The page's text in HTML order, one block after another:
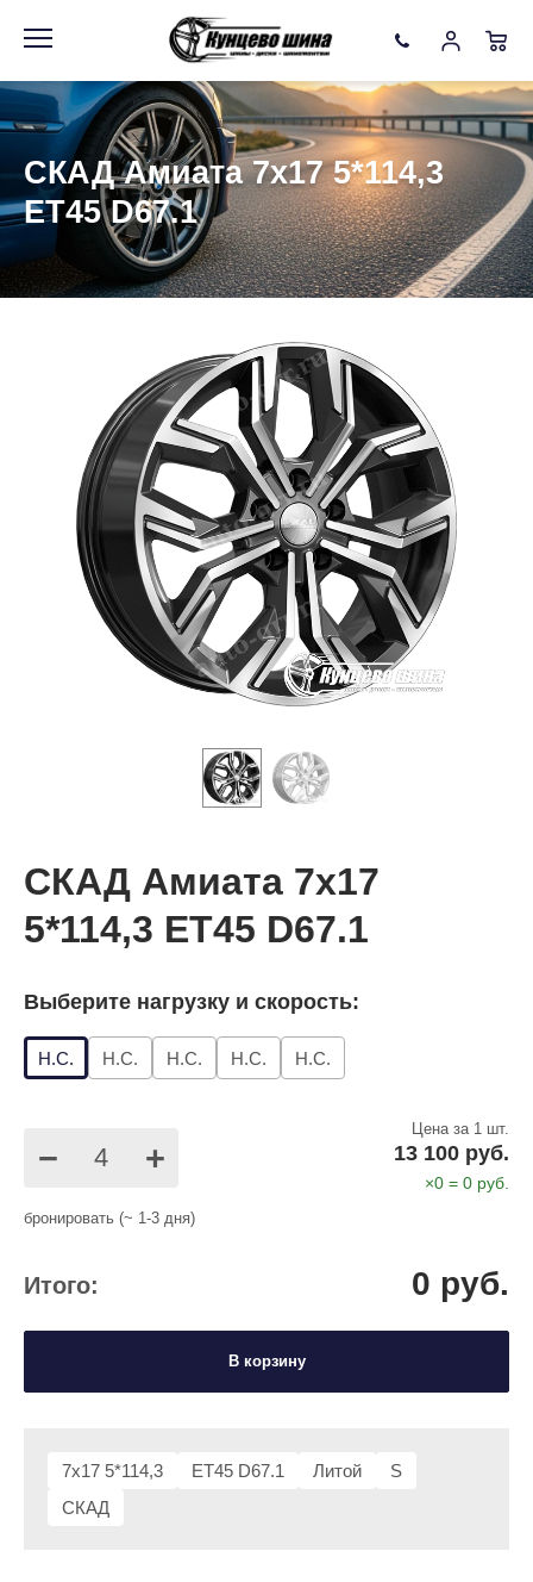
СКАД Амиата 7x17 5*114,3
ET45 D67.1
СКАД Амиата 7x17
5*114,3 ET45 D67.1
7x17 5*114,3 ET45 D67.1 Литой
S
СКАД
Выберите нагрузку и скорость:
Н.С. Н.С. Н.С. Н.С. Н.С.
− +
Цена за 1 шт.
13 100 руб.
×0 = 0 руб.
бронировать (~ 1-3 дня)
Итого: 0 руб.
В корзину
Информация Фото товара